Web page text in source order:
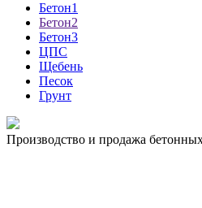
Бетон1
Бетон2
Бетон3
ЦПС
Щебень
Песок
Грунт
Производство и продажа